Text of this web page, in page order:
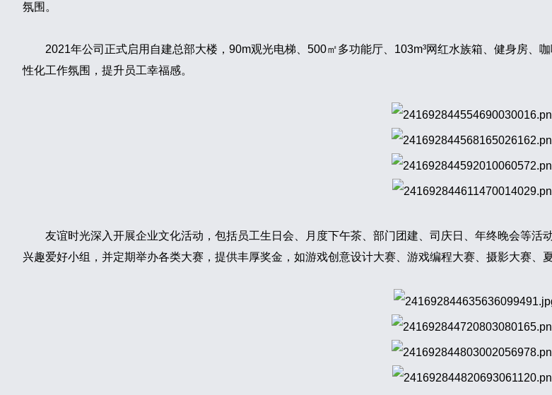
氛围。
2021年公司正式启用自建总部大楼，90m观光电梯、500㎡多功能厅、103m³网红水族箱、健身房、
性化工作氛围，提升员工幸福感。
友谊时光深入开展企业文化活动，包括员工生日会、月度下午茶、部门团建、司庆日、年终晚会等
兴趣爱好小组，并定期举办各类大赛，提供丰厚奖金，如游戏创意设计大赛、游戏编程大赛、摄影大赛、